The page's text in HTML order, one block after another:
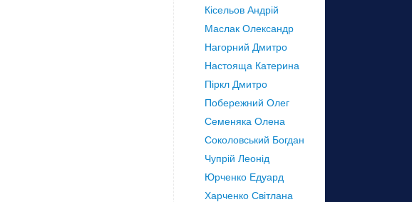
Кісельов Андрій
Маслак Олександр
Нагорний Дмитро
Настояща Катерина
Піркл Дмитро
Побережний Олег
Семеняка Олена
Соколовський Богдан
Чупрій Леонід
Юрченко Едуард
Харченко Світлана